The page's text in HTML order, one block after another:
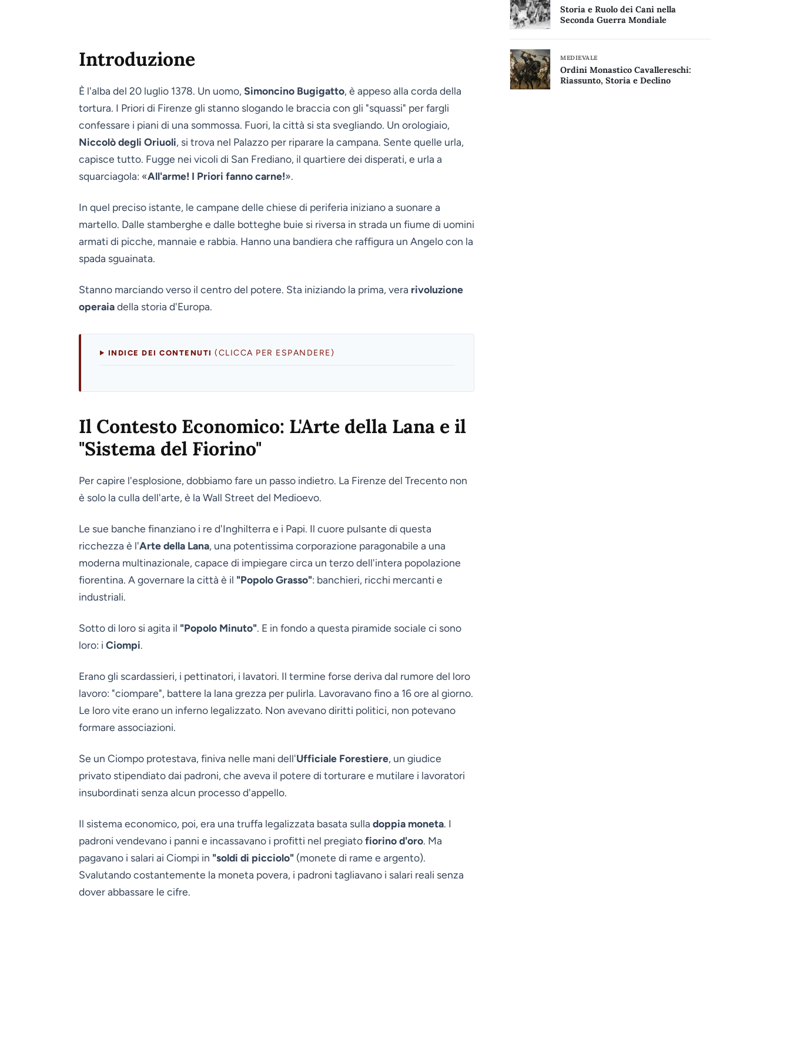
Introduzione
È l'alba del 20 luglio 1378. Un uomo, Simoncino Bugigatto, è appeso alla corda della
tortura. I Priori di Firenze gli stanno slogando le braccia con gli "squassi" per fargli
confessare i piani di una sommossa. Fuori, la città si sta svegliando. Un orologiaio,
Niccolò degli Oriuoli, si trova nel Palazzo per riparare la campana. Sente quelle urla,
capisce tutto. Fugge nei vicoli di San Frediano, il quartiere dei disperati, e urla a
squarciagola: «All'arme! I Priori fanno carne!».
In quel preciso istante, le campane delle chiese di periferia iniziano a suonare a
martello. Dalle stamberghe e dalle botteghe buie si riversa in strada un fiume di uomini
armati di picche, mannaie e rabbia. Hanno una bandiera che raffigura un Angelo con la
spada sguainata.
Stanno marciando verso il centro del potere. Sta iniziando la prima, vera rivoluzione
operaiadella storia d'Europa.
INDICE DEI CONTENUTI(CLICCA PER ESPANDERE)
Il Contesto Economico: L'Arte della Lana e il
"Sistema del Fiorino"
Per capire l'esplosione, dobbiamo fare un passo indietro. La Firenze del Trecento non
è solo la culla dell'arte, è la Wall Street del Medioevo.
Le sue banche finanziano i re d'Inghilterra e i Papi. Il cuore pulsante di questa
ricchezza è l'Arte della Lana, una potentissima corporazione paragonabile a una
moderna multinazionale, capace di impiegare circa un terzo dell'intera popolazione
fiorentina. A governare la città è il "Popolo Grasso": banchieri, ricchi mercanti e
industriali.
Sotto di loro si agita il "Popolo Minuto". E in fondo a questa piramide sociale ci sono
loro: i Ciompi.
Erano gli scardassieri, i pettinatori, i lavatori. Il termine forse deriva dal rumore del loro
lavoro: "ciompare", battere la lana grezza per pulirla. Lavoravano fino a 16 ore al giorno.
Le loro vite erano un inferno legalizzato. Non avevano diritti politici, non potevano
formare associazioni.
Se un Ciompo protestava, finiva nelle mani dell'Ufficiale Forestiere, un giudice
privato stipendiato dai padroni, che aveva il potere di torturare e mutilare i lavoratori
insubordinati senza alcun processo d'appello.
Il sistema economico, poi, era una truffa legalizzata basata sulla doppia moneta. I
padroni vendevano i panni e incassavano i profitti nel pregiatofiorino d'oro. Ma
pagavano i salari ai Ciompi in "soldi di picciolo" (monete di rame e argento).
Svalutando costantemente la moneta povera, i padroni tagliavano i salari reali senza
dover abbassare le cifre.
Storia e Ruolo dei Cani nella
Seconda Guerra Mondiale
MEDIEVALE
Ordini Monastico Cavallereschi:
Riassunto, Storia e Declino